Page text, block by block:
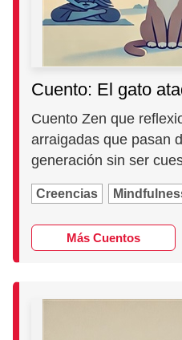
Cuento: El gato
Cuento Zen que
arraigadas que pasan
generación sin ser
Creencias
Más Cuentos